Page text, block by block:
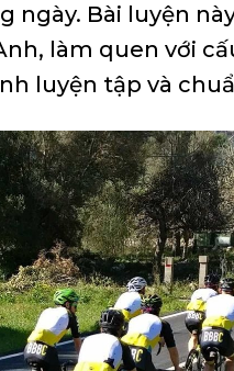
Bài luyện
làm quen với
luyện tập và